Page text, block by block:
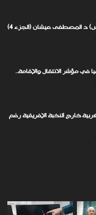
د المصطفى عيشان (الجزء 4)
خارج النخبة الإفريقية رغم